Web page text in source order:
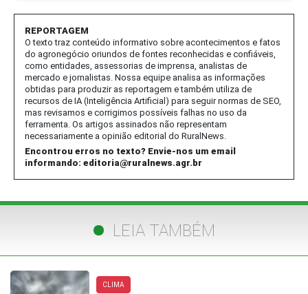
REPORTAGEM
O texto traz conteúdo informativo sobre acontecimentos e fatos
do agronegócio oriundos de fontes reconhecidas e confiáveis,
como entidades, assessorias de imprensa, analistas de
mercado e jornalistas. Nossa equipe analisa as informações
obtidas para produzir as reportagem e também utiliza de
recursos de IA (Inteligência Artificial) para seguir normas de SEO,
mas revisamos e corrigimos possíveis falhas no uso da
ferramenta. Os artigos assinados não representam
necessariamente a opinião editorial do RuralNews.
Encontrou erros no texto? Envie-nos um email
informando: editoria@ruralnews.agr.br
LEIA TAMBÉM
CLIMA